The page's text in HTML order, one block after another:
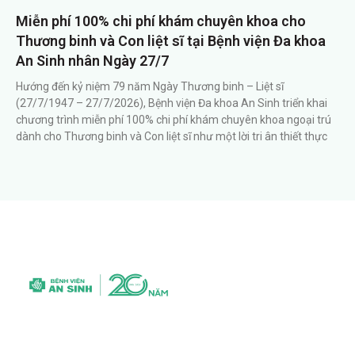
Miễn phí 100% chi phí khám chuyên khoa cho
Thương binh và Con liệt sĩ tại Bệnh viện Đa khoa
An Sinh nhân Ngày 27/7
Hướng đến kỷ niệm 79 năm Ngày Thương binh – Liệt sĩ
(27/7/1947 – 27/7/2026), Bệnh viện Đa khoa An Sinh triển khai
chương trình miễn phí 100% chi phí khám chuyên khoa ngoại trú
dành cho Thương binh và Con liệt sĩ như một lời tri ân thiết thực